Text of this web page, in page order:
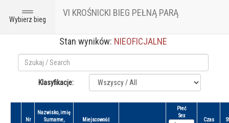
Toggle
navigation
Wybierz bieg
VI KROŚNICKI BIEG PEŁNĄ PARĄ
Stan wyników: NIEOFICJALNE
Klasyfikacje:
Nr
Nazwisko, imię
Surname,
Miejscowość
Płeć
Sex
Czas